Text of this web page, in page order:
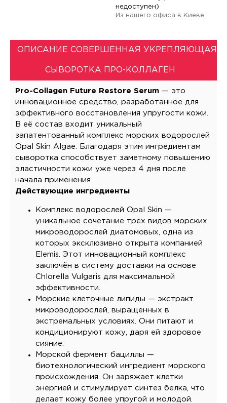
недоступен)
Из нашего офиса в Киеве.
ОПИСАНИЕ СОВЕРШЕННАЯ УКРЕПЛЯЮЩАЯ
СЫВОРОТКА ПРО-КОЛЛАГЕН
Pro-Collagen Future Restore Serum — это
инновационное средство, разработанное для
эффективного восстановления упругости кожи.
В её состав входит уникальный
запатентованный комплекс морских водорослей
Opal Skin Algae. Благодаря этим ингредиентам
сыворотка способствует заметному повышению
эластичности кожи уже через 4 дня после
начала применения.
Действующие ингредиенты
Комплекс водорослей Opal Skin —
уникальное сочетание трёх видов морских
микроводорослей диатомовых, одна из
которых эксклюзивно открыта компанией
Elemis. Этот инновационный комплекс
заключён в систему доставки на основе
Chlorella Vulgaris для максимальной
эффективности.
Морские клеточные липиды — экстракт
микроводорослей, выращенных в
экстремальных условиях. Они питают и
кондиционируют кожу, даря ей здоровое
сияние.
Морской фермент бациллы —
биотехнологический ингредиент морского
происхождения. Он заряжает клетки
энергией и стимулирует синтез белка, что
делает кожу более упругой и молодой.